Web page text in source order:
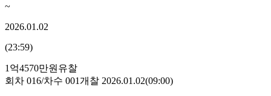
~
2026.01.02
(23:59)
1억4570만원 유찰
회차 016/차수 001개찰 2026.01.02(09:00)